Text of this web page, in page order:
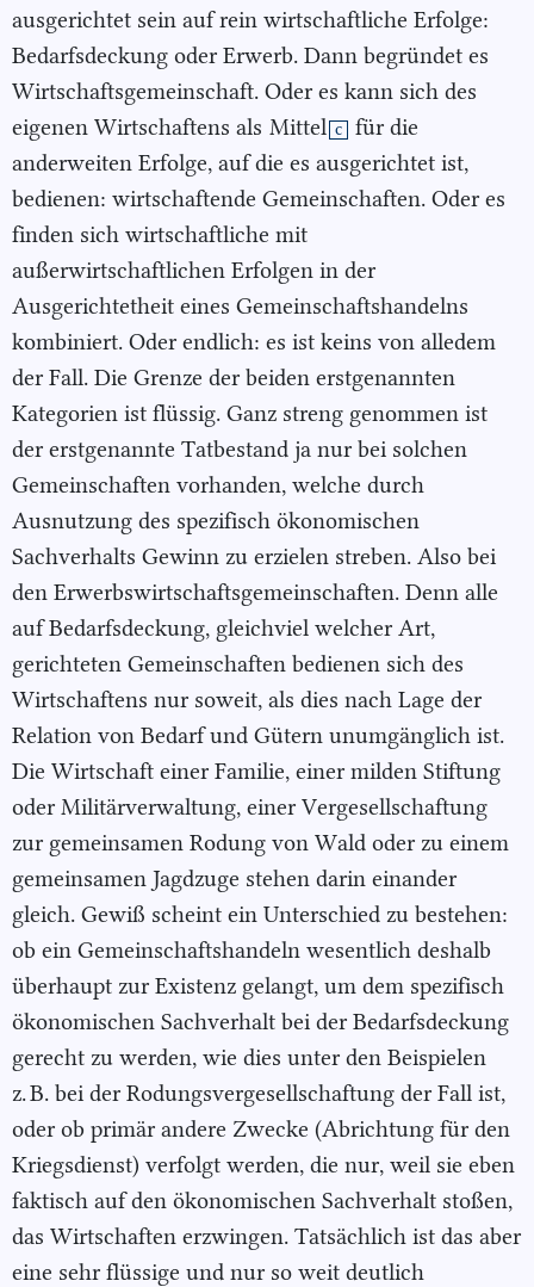
ausgerichtet sein auf rein wirtschaftliche Erfolge:
Bedarfsdeckung oder Erwerb. Dann begründet es
Wirtschaftsgemeinschaft. Oder es kann sich des
eigenen Wirtschaftens als Mittel c
für die
anderweiten Erfolge, auf die es ausgerichtet ist,
bedienen: wirtschaftende Gemeinschaften. Oder es
finden sich wirtschaftliche mit
außerwirtschaftlichen Erfolgen in der
Ausgerichtetheit eines Gemeinschaftshandelns
kombiniert. Oder endlich: es ist keins von alledem
der Fall. Die Grenze der beiden erstgenannten
Kategorien ist flüssig. Ganz streng genommen ist
der erstgenannte Tatbestand ja nur bei solchen
Gemeinschaften vorhanden, welche durch
Ausnutzung des spezifisch ökonomischen
Sachverhalts Gewinn zu erzielen streben. Also bei
den Erwerbswirtschaftsgemeinschaften. Denn alle
auf Bedarfsdeckung, gleichviel welcher Art,
gerichteten Gemeinschaften bedienen sich des
Wirtschaftens nur soweit, als dies nach Lage der
Relation von Bedarf und Gütern unumgänglich ist.
Die Wirtschaft einer Familie, einer milden Stiftung
oder Militärverwaltung, einer Vergesellschaftung
zur gemeinsamen Rodung von Wald oder zu einem
gemeinsamen Jagdzuge stehen darin einander
gleich. Gewiß scheint ein Unterschied zu bestehen:
ob ein Gemeinschaftshandeln wesentlich deshalb
überhaupt zur Existenz gelangt, um dem spezifisch
ökonomischen Sachverhalt bei der Bedarfsdeckung
gerecht zu werden, wie dies unter den Beispielen
z. B. bei der Rodungsvergesellschaftung der Fall ist,
oder ob primär andere Zwecke (Abrichtung für den
Kriegsdienst) verfolgt werden, die nur, weil sie eben
faktisch auf den ökonomischen Sachverhalt stoßen,
das Wirtschaften erzwingen. Tatsächlich ist das aber
eine sehr flüssige und nur so weit deutlich